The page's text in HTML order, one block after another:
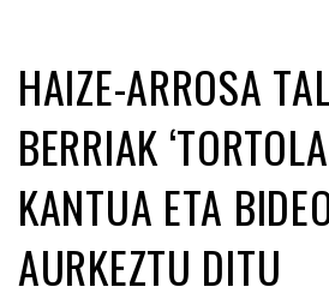
HAIZE-ARROSA
BERRIAK
KANTUA ETA
AURKEZTU DITU